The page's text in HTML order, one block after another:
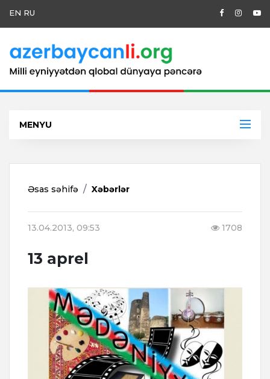
EN RU
MENYU
Əsas səhifə Xəbərlər
13.04.2013, 09:53 1708
13 aprel